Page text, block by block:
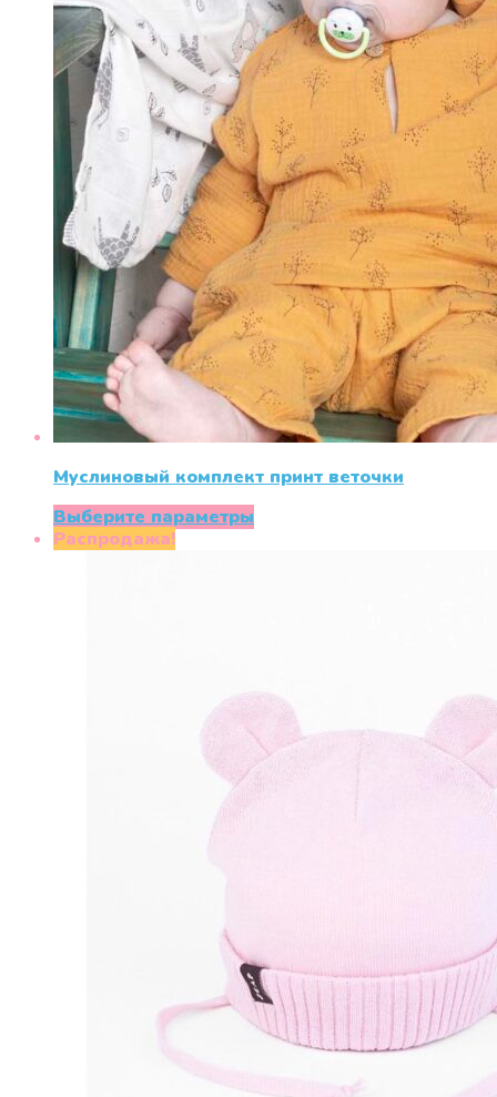
Муслиновый комплект принт веточки
Выберите параметры
на
странице
товара.
Распродажа!